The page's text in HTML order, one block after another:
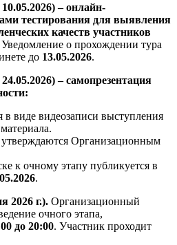
– онлайн-
тестирования для выявления
качеств участников
Уведомление о прохождении тура
до 13.05.2026.
– самопрезентация
в виде видеозаписи выступления
Организационным
к очному этапу публикуется в
05.2026.
2026 г.). Организационный
очного этапа,
до 20:00. Участник проходит